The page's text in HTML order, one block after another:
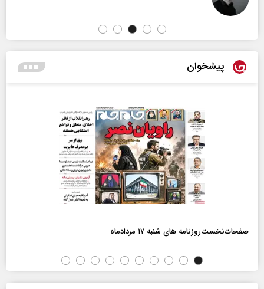
پیشخوان
صفحات‌نخست‌روزنامه ها‌ی شنبه ۱۷ مردادماه